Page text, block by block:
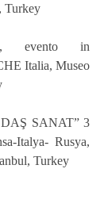
Turkey
evento in
Italia, Museo
SANAT” 3
Italya- Rusya,
Turkey